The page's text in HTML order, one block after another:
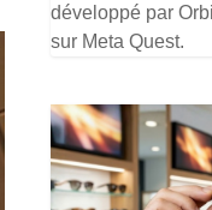
développé par
sur Meta Quest.